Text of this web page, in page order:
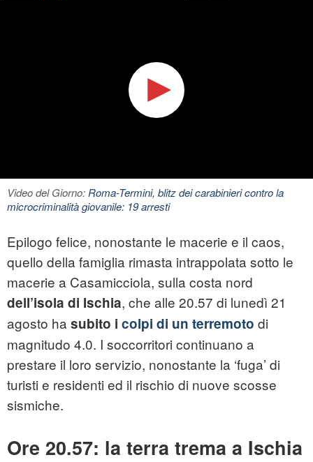
Video del Giorno:Roma-Termini, blitz dei carabinieri contro la
microcriminalità giovanile: 19 arresti
Epilogo felice, nonostante le macerie e il caos,
quello della famiglia rimasta intrappolata sotto le
macerie a Casamicciola, sulla costa nord
dell’isola di Ischia, che alle 20.57 di lunedì 21
agosto ha subito i colpi di un terremoto di
magnitudo 4.0. I soccorritori continuano a
prestare il loro servizio, nonostante la ‘fuga’ di
turisti e residenti ed il rischio di nuove scosse
sismiche.
Ore 20.57: la terra trema a Ischia